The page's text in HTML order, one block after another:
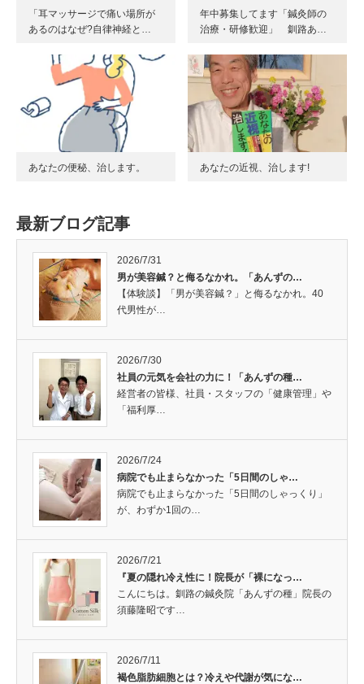
「耳マッサージで痛い場所が
あるのはなぜ?自律神経と…
年中募集してます「鍼灸師の
治療・研修歓迎」 釧路あ…
あなたの便秘、治します。 あなたの近視、治します!
最新ブログ記事
2026/7/31
男が美容鍼？と侮るなかれ。「あんずの…
【体験談】「男が美容鍼？」と侮るなかれ。40
代男性が…
2026/7/30
社員の元気を会社の力に！「あんずの種…
経営者の皆様、社員・スタッフの「健康管理」や
「福利厚…
2026/7/24
病院でも止まらなかった「5日間のしゃ…
病院でも止まらなかった「5日間のしゃっくり」
が、わずか1回の…
2026/7/21
『夏の隠れ冷え性に！院長が「裸になっ…
こんにちは。釧路の鍼灸院「あんずの種」院長の
須藤隆昭です…
2026/7/11
褐色脂肪細胞とは？冷えや代謝が気にな…